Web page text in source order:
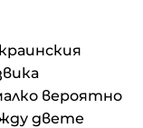
вероятно
двете